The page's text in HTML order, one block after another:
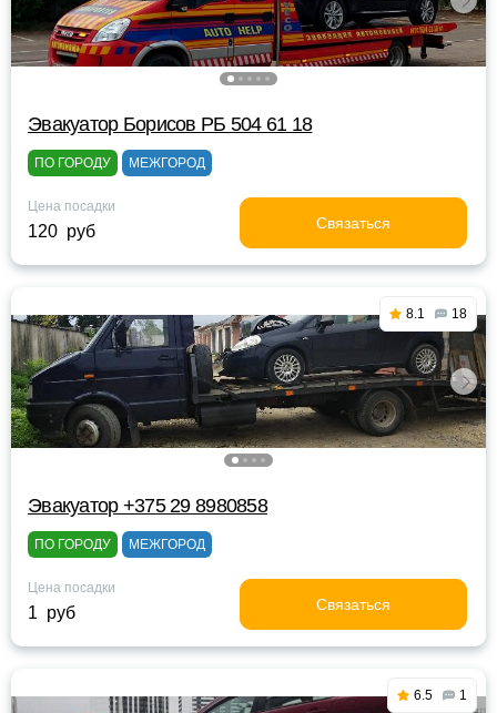
Эвакуатор Борисов РБ 504 61 18
ПО ГОРОДУ МЕЖГОРОД
Цена посадки
120 руб Связаться
8.1 18
Эвакуатор +375 29 8980858
ПО ГОРОДУ МЕЖГОРОД
Цена посадки
1 руб Связаться
6.5 1